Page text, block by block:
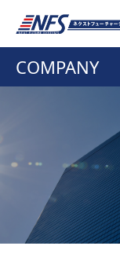
COMPANY